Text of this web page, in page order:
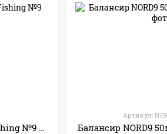
Балансир Крапаль Condor Fishing №9 35г Цвет: 12
Артикул:
Балансир NORD9